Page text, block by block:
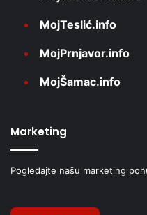
MojTeslić.info
MojPrnjavor.info
MojŠamac.info
Marketing
Pogledajte našu marketing